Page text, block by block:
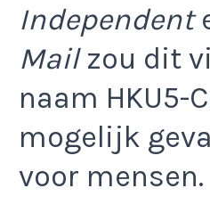
Independent
Mailzou dit
naam HKU5-
mogelijk
voor mensen.